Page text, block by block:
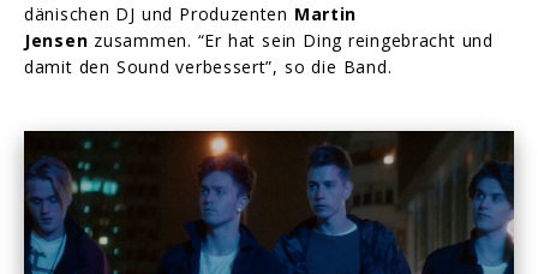
dänischen DJ und Produzenten Martin
Jensen zusammen. “Er hat sein Ding reingebracht und
damit den Sound verbessert”, so die Band.